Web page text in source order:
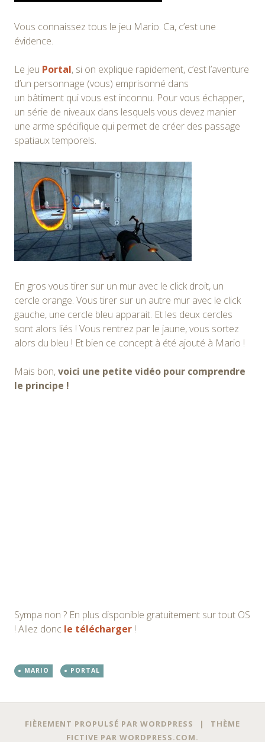
Vous connaissez tous le jeu Mario. Ca, c’est une
évidence.
Le jeu Portal, si on explique rapidement, c’est l’aventure
d’un personnage (vous) emprisonné dans
un bâtiment qui vous est inconnu. Pour vous échapper,
un série de niveaux dans lesquels vous devez manier
une arme spécifique qui permet de créer des passage
spatiaux temporels.
En gros vous tirer sur un mur avec le click droit, un
cercle orange. Vous tirer sur un autre mur avec le click
gauche, une cercle bleu apparait. Et les deux cercles
sont alors liés ! Vous rentrez par le jaune, vous sortez
alors du bleu ! Et bien ce concept à été ajouté à Mario !
Mais bon,voici une petite vidéo pour comprendre
le principe !
Sympa non ? En plus disponible gratuitement sur tout OS
! Allez donc le télécharger !
MARIO PORTAL
FIÈREMENT PROPULSÉ PAR WORDPRESS |
THÈME
FICTIVE PAR WORDPRESS.COM.